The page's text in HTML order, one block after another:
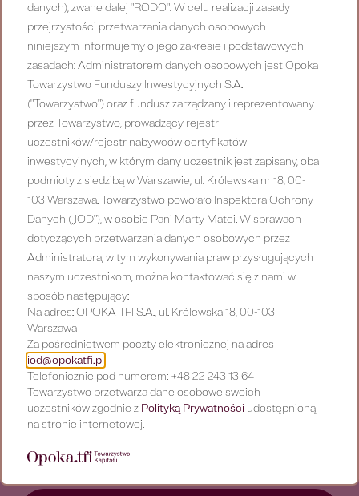
polskiego ładu i wysokiej inflacji
„Kiedy warto? A kiedy warto odpuścić? O
fundacji rodzinnej” – z cyklu “Rozmowy przy
śniadaniu”
+
Mecenat nad książką “Nadchodzi
osobliwość” autorstwa Raya Kurzweila
+
Mecenat nad książką “Niepoprawnie
politycznie przewodnik po kapitalizmie”
autorstwa Roberta Murphy’ego
+
Mecenat nad Instytutem Ludwiga von
Misesa
+
https://mises.pl/
Podziękowania od uczestników za
możliwość wzięcia udziału w
Szkole Ekonomicznej w Karpaczu
Tacy jesteśmy
danych), zwane dalej "RODO". W celu realizacji zasady
przejrzystości przetwarzania danych osobowych
niniejszym informujemy o jego zakresie i podstawowych
zasadach: Administratorem danych osobowych jest Opoka
Towarzystwo Funduszy Inwestycyjnych S.A.
("Towarzystwo") oraz fundusz zarządzany i reprezentowany
przez Towarzystwo, prowadzący rejestr
uczestników/rejestr nabywców certyfikatów
inwestycyjnych, w którym dany uczestnik jest zapisany, oba
podmioty z siedzibą w Warszawie, ul. Królewska nr 18, 00-
103 Warszawa. Towarzystwo powołało Inspektora Ochrony
Danych („IOD"), w osobie Pani Marty Matei. W sprawach
dotyczących przetwarzania danych osobowych przez
Administratora, w tym wykonywania praw przysługujących
naszym uczestnikom, można kontaktować się z nami w
sposób następujący:
Na adres: OPOKA TFI S.A., ul. Królewska 18, 00-103
Warszawa
Za pośrednictwem poczty elektronicznej na adres
iod@opokatfi.pl
Telefonicznie pod numerem: +48 22 243 13 64
Towarzystwo przetwarza dane osobowe swoich
uczestników zgodnie z Polityką Prywatności udostępnioną
na stronie internetowej.